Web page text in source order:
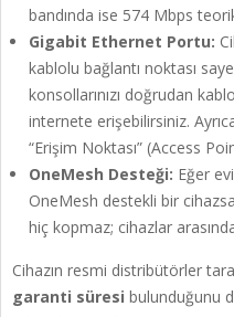
bandında ise 574 Mbps
Gigabit Ethernet Portu:
kablolu bağlantı noktası
konsollarınızı doğrudan
internete erişebilirsiniz.
“Erişim Noktası” (Access
OneMesh Desteği: Eğer
OneMesh destekli bir
hiç kopmaz; cihazlar
Cihazın resmi distribütörler
garanti süresi bulunduğunu